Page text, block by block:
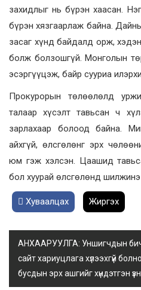
захидлыг нь бүрэн хаасан.
бүрэн хязгаарлаж байна.
засаг хүнд байдалд орж,
болж болзошгүй. Монголын
эсэргүүцэж, байр сууриа
Прокурорын төлөөлөлд
талаар хүсэлт тавьсан ч
зарлахаар болоод байна.
айхгүй, өлсгөлөнг эрх
юм гэж хэлсэн. Цаашид
бол хуурай өлсгөлөнд шилжинэ
Хуваалцах Жиргэх
АНХААРУУЛГА: Уншигчдын
сайт хариуцлага хүлээхгүй
бусдын эрх ашгийг хүндэтгэн үзнэ